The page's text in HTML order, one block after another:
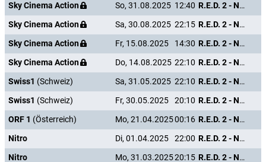
Sky Cinema Action
So, 31.08.2025 12:40
R.E.D. 2 - Noch Älter. Härter. Besser.
Sky Cinema Action
Sa, 30.08.2025 22:15
R.E.D. 2 - Noch Älter. Härter. Besser.
Sky Cinema Action
Fr, 15.08.2025 14:30
R.E.D. 2 - Noch Älter. Härter. Besser.
Sky Cinema Action
Do, 14.08.2025 22:10
R.E.D. 2 - Noch Älter. Härter. Besser.
Swiss1 (Schweiz) Sa, 31.05.2025 22:10
R.E.D. 2 - Noch Älter. Härter. Besser.
Swiss1 (Schweiz) Fr, 30.05.2025 20:10
R.E.D. 2 - Noch Älter. Härter. Besser.
ORF 1 (Österreich) Mo, 21.04.202500:16
R.E.D. 2 - Noch Älter. Härter. Besser.
Nitro
Di, 01.04.2025 22:00
R.E.D. 2 - Noch Älter. Härter. Besser.
Nitro
Mo, 31.03.202520:15
R.E.D. 2 - Noch Älter. Härter. Besser.